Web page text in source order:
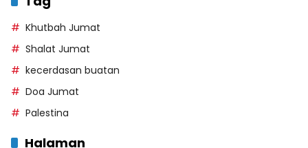
Khutbah Jumat
Shalat Jumat
kecerdasan buatan
Doa Jumat
Palestina
Halaman